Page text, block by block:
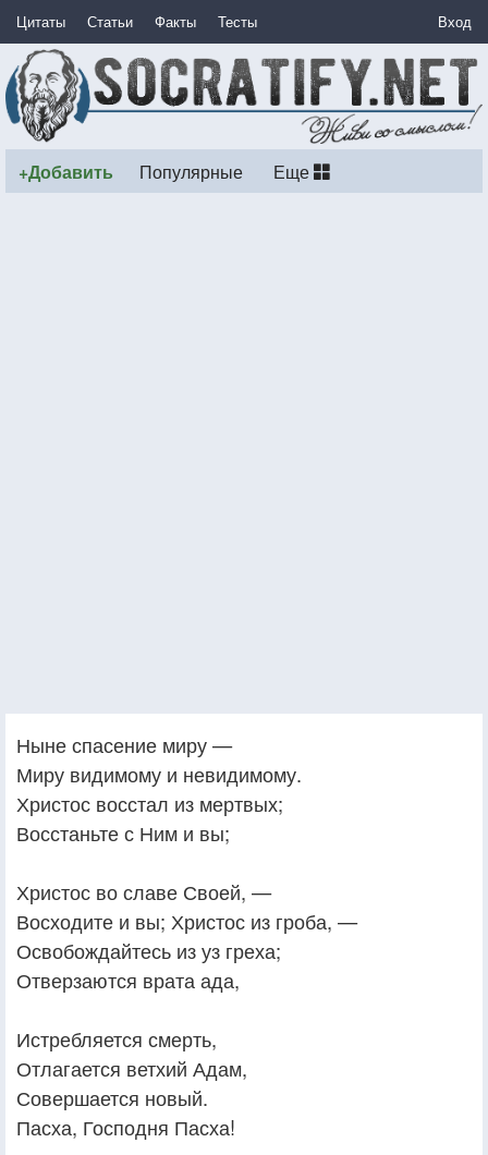
Цитаты Статьи Факты Тесты Вход
+Добавить Популярные Еще
Ныне спасение миру —
Миру видимому и невидимому.
Христос восстал из мертвых;
Восстаньте с Ним и вы;
Христос во славе Своей, —
Восходите и вы; Христос из гроба, —
Освобождайтесь из уз греха;
Отверзаются врата ада,
Истребляется смерть,
Отлагается ветхий Адам,
Совершается новый.
Пасха, Господня Пасха!